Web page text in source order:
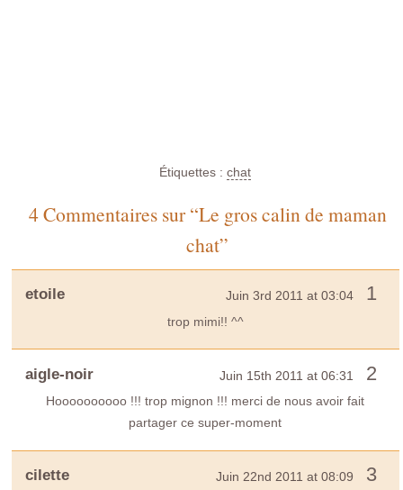
Étiquettes :chat
4 Commentaires sur “Le gros calin de maman
chat”
etoile Juin 3rd 2011 at 03:04 1
trop mimi!! ^^
aigle-noir Juin 15th 2011 at 06:31 2
Hoooooooooo !!! trop mignon !!! merci de nous avoir fait
partager ce super-moment
cilette Juin 22nd 2011 at 08:09 3